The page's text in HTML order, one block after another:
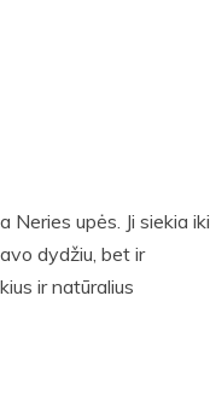
upės. Ji siekia iki
dydžiu, bet ir
ir natūralius